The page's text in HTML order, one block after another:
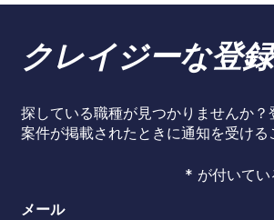
クレイジーな登録
探している職種が見つかりませんか？
案件が掲載されたときに通知を受ける
* が付いてい
メール